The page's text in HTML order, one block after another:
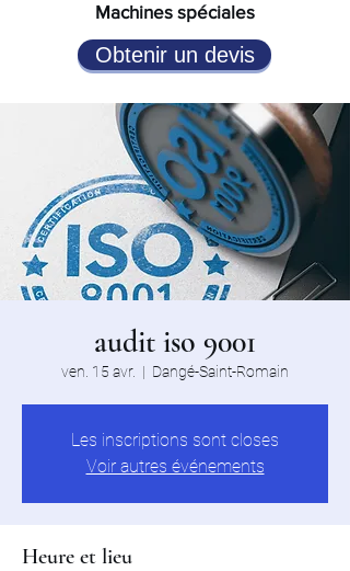
Obtenir un devis
Machines spéciales
audit iso 9001
ven. 15 avr.
  |
Dangé-Saint-Romain
Les inscriptions sont closes
Voir autres événements
Heure et lieu